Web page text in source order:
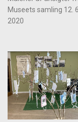
Museets samling 12.
2020